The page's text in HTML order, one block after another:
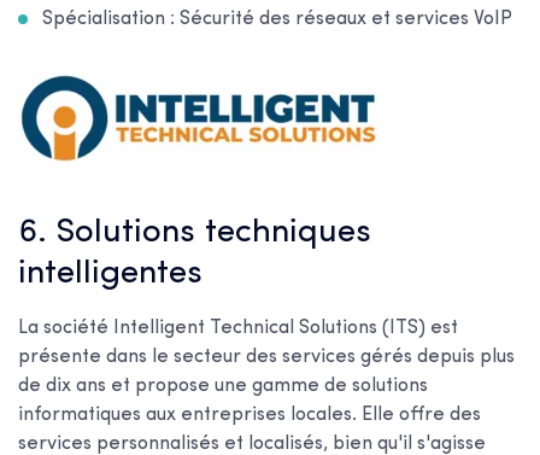
Spécialisation : Sécurité des réseaux et services VoIP
6. Solutions techniques
intelligentes
La société Intelligent Technical Solutions (ITS) est
présente dans le secteur des services gérés depuis plus
de dix ans et propose une gamme de solutions
informatiques aux entreprises locales. Elle offre des
services personnalisés et localisés, bien qu'il s'agisse